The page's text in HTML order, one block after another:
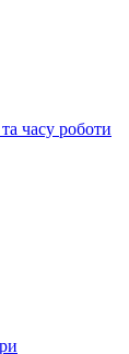
часу роботи